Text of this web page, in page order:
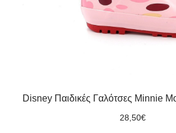
Disney Παιδικές Γαλότσες Minnie
28,50€